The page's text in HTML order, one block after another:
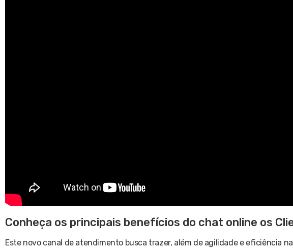
Conheça os principais benefícios do chat online os
Este novo canal de atendimento busca trazer, além de agilidade e eficiência